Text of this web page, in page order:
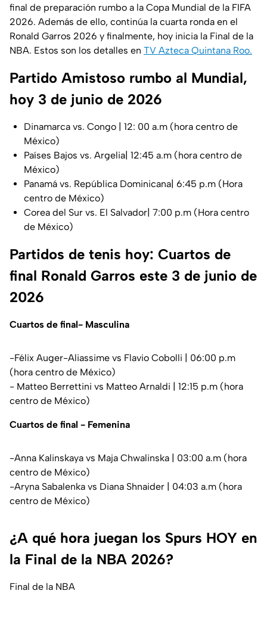
final de preparación rumbo a la Copa Mundial de la FIFA
2026. Además de ello, continúa la cuarta ronda en el
Ronald Garros 2026 y finalmente, hoy inicia la Final de la
NBA. Estos son los detalles en TV Azteca Quintana Roo.
Partido Amistoso rumbo al Mundial,
hoy 3 de junio de 2026
Dinamarca vs. Congo | 12: 00 a.m (hora centro de
México)
Países Bajos vs. Argelia| 12:45 a.m (hora centro de
México)
Panamá vs. República Dominicana| 6:45 p.m (Hora
centro de México)
Corea del Sur vs. El Salvador| 7:00 p.m (Hora centro
de México)
Partidos de tenis hoy: Cuartos de
final Ronald Garros este 3 de junio de
2026
Cuartos de final- Masculina
-Félix Auger-Aliassime vs Flavio Cobolli | 06:00 p.m
(hora centro de México)
- Matteo Berrettini vs Matteo Arnaldi | 12:15 p.m (hora
centro de México)
Cuartos de final - Femenina
-Anna Kalinskaya vs Maja Chwalinska | 03:00 a.m (hora
centro de México)
-Aryna Sabalenka vs Diana Shnaider | 04:03 a.m (hora
centro de México)
¿A qué hora juegan los Spurs HOY en
la Final de la NBA 2026?
Final de la NBA